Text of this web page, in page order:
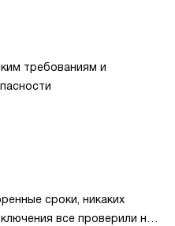
требованиям и
сроки, никаких
все проверили на